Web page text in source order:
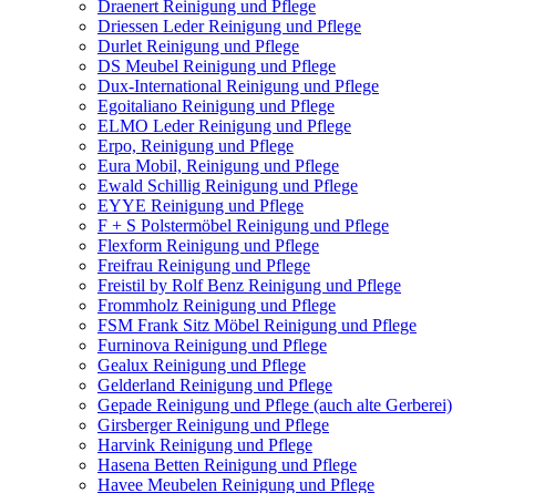
Draenert Reinigung und Pflege
Driessen Leder Reinigung und Pflege
Durlet Reinigung und Pflege
DS Meubel Reinigung und Pflege
Dux-International Reinigung und Pflege
Egoitaliano Reinigung und Pflege
ELMO Leder Reinigung und Pflege
Erpo, Reinigung und Pflege
Eura Mobil, Reinigung und Pflege
Ewald Schillig Reinigung und Pflege
EYYE Reinigung und Pflege
F + S Polstermöbel Reinigung und Pflege
Flexform Reinigung und Pflege
Freifrau Reinigung und Pflege
Freistil by Rolf Benz Reinigung und Pflege
Frommholz Reinigung und Pflege
FSM Frank Sitz Möbel Reinigung und Pflege
Furninova Reinigung und Pflege
Gealux Reinigung und Pflege
Gelderland Reinigung und Pflege
Gepade Reinigung und Pflege (auch alte Gerberei)
Girsberger Reinigung und Pflege
Harvink Reinigung und Pflege
Hasena Betten Reinigung und Pflege
Havee Meubelen Reinigung und Pflege